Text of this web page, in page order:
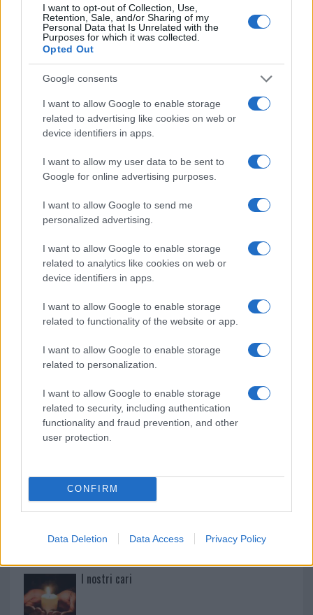
I want to opt-out of Collection, Use,
Retention, Sale, and/or Sharing of my
Personal Data that Is Unrelated with the
Purposes for which it was collected.
Opted Out
Google consents
I want to allow Google to enable storage
related to advertising like cookies on web or
device identifiers in apps.
I want to allow my user data to be sent to
Google for online advertising purposes.
I want to allow Google to send me
personalized advertising.
I want to allow Google to enable storage
related to analytics like cookies on web or
device identifiers in apps.
I want to allow Google to enable storage
related to functionality of the website or app.
I want to allow Google to enable storage
related to personalization.
I want to allow Google to enable storage
related to security, including authentication
functionality and fraud prevention, and other
user protection.
CONFIRM
Data Deletion Data Access Privacy Policy
Aggius conquista la classifica delle mete più
amate dell’estate 2026
Mario Malu
Martina Agostina Diturco
I nostri cari